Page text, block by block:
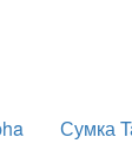
Сумка